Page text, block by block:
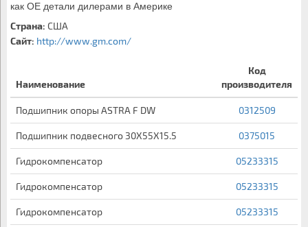
как ОЕ детали дилерами в Америке
Страна: США
Сайт: http://www.gm.com/
Наименование
Код
производителя
Подшипник опоры ASTRA F DW 0312509
Подшипник подвесного 30X55X15.5 0375015
Гидрокомпенсатор 05233315
Гидрокомпенсатор 05233315
Гидрокомпенсатор 05233315